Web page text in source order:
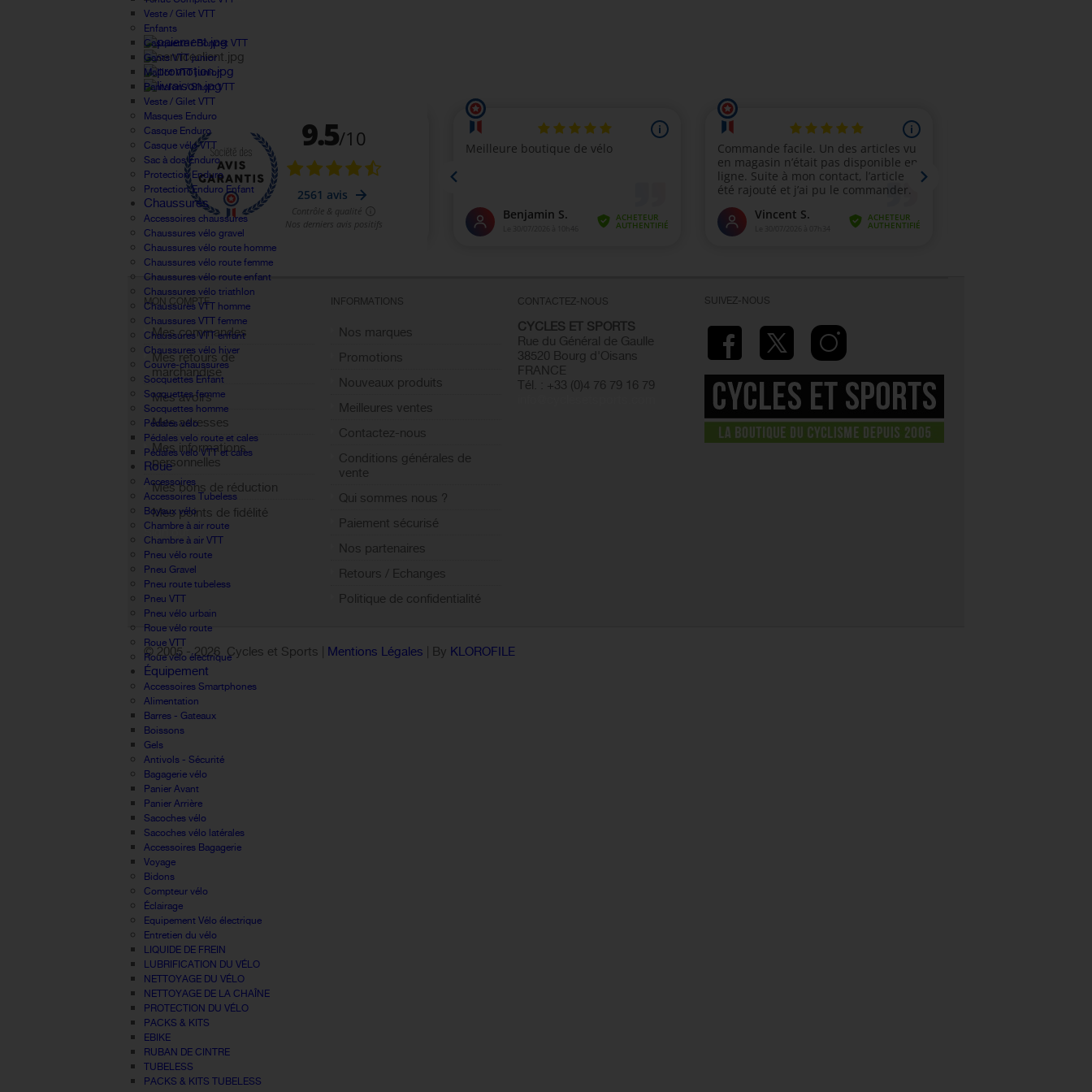
Veste / Gilet VTT
Enfants
Casquette / Bonnet VTT
Gants VTT junior
Maillot VTT junior
Pantalon / Short VTT
Veste / Gilet VTT
Masques Enduro
Casque Enduro
Casque vélo VTT
Sac à dos Enduro
Protection Enduro
Protection Enduro Enfant
Chaussures
Accessoires chaussures
Chaussures vélo gravel
Chaussures vélo route homme
Chaussures vélo route femme
Chaussures vélo route enfant
Chaussures vélo triathlon
Chaussures VTT homme
Chaussures VTT femme
Chaussures VTT enfant
Chaussures vélo hiver
Couvre-chaussures
Socquettes Enfant
Socquettes femme
Socquettes homme
Pédales vélo
Pédales velo route et cales
Pédales velo VTT et cales
Roue
Accessoires
Accessoires Tubeless
Boyaux vélo
Chambre à air route
Chambre à air VTT
Pneu vélo route
Pneu Gravel
Pneu route tubeless
Pneu VTT
Pneu vélo urbain
Roue vélo route
Roue VTT
Roue vélo électrique
Équipement
Accessoires Smartphones
Alimentation
Barres - Gateaux
Boissons
Gels
Antivols - Sécurité
Bagagerie vélo
Panier Avant
Panier Arrière
Sacoches vélo
Sacoches vélo latérales
Accessoires Bagagerie
Voyage
Bidons
Compteur vélo
Éclairage
Equipement Vélo électrique
Entretien du vélo
LIQUIDE DE FREIN
LUBRIFICATION DU VÉLO
NETTOYAGE DU VÉLO
NETTOYAGE DE LA CHAÎNE
PROTECTION DU VÉLO
PACKS & KITS
EBIKE
RUBAN DE CINTRE
TUBELESS
PACKS & KITS TUBELESS
MON COMPTE
Mes commandes
Mes retours de
marchandise
Mes avoirs
Mes adresses
Mes informations
personnelles
Mes bons de réduction
Mes points de fidélité
Sign out
INFORMATIONS
Nos marques
Promotions
Nouveaux produits
Meilleures ventes
Contactez-nous
Conditions générales de
vente
Qui sommes nous ?
Paiement sécurisé
Nos partenaires
Retours / Echanges
Politique de confidentialité
CONTACTEZ-NOUS
CYCLES ET SPORTS
Rue du Général de Gaulle
38520 Bourg d'Oisans
FRANCE
Tél. : +33 (0)4 76 79 16 79
SUIVEZ-NOUS
© 2005 -2026 Cycles et Sports | Mentions Légales | By KLOROFILE